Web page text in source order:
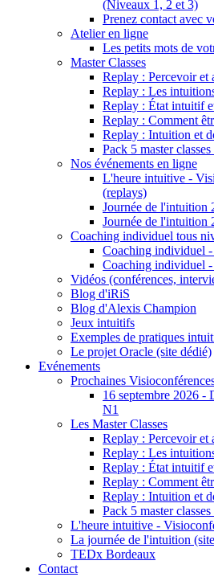
(Niveaux 1, 2 et 3)
Prenez contact avec
Atelier en ligne
Les petits mots de
Master Classes
Replay : Percevoir et
Replay : Les
Replay : État intuitif
Replay : Comment
Replay : Intuition et
Pack 5 master
Nos événements en ligne
L'heure intuitive -
(replays)
Journée de l'intuition
Journée de l'intuition
Coaching individuel tous
Coaching individuel
Coaching individuel
Vidéos (conférences,
Blog d'iRiS
Blog d'Alexis Champion
Jeux intuitifs
Exemples de pratiques
Le projet Oracle (site dédié)
Evénements
Prochaines
16 septembre 2026 -
N1
Les Master Classes
Replay : Percevoir et
Replay : Les
Replay : État intuitif
Replay : Comment
Replay : Intuition et
Pack 5 master
L'heure intuitive -
La journée de l'intuition
TEDx Bordeaux
Contact